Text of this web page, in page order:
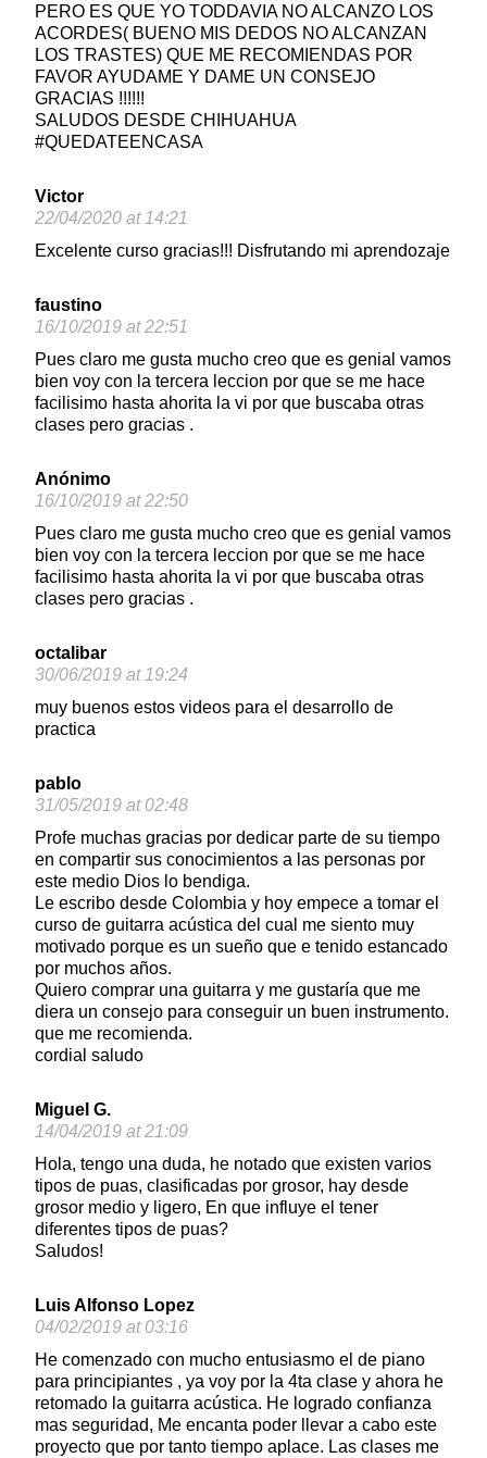
PERO ES QUE YO TODDAVIA NO ALCANZO LOS
ACORDES( BUENO MIS DEDOS NO ALCANZAN
LOS TRASTES) QUE ME RECOMIENDAS POR
FAVOR AYUDAME Y DAME UN CONSEJO
GRACIAS !!!!!!
SALUDOS DESDE CHIHUAHUA
#QUEDATEENCASA
Victor
22/04/2020 at 14:21
Excelente curso gracias!!! Disfrutando mi aprendozaje
faustino
16/10/2019 at 22:51
Pues claro me gusta mucho creo que es genial vamos
bien voy con la tercera leccion por que se me hace
facilisimo hasta ahorita la vi por que buscaba otras
clases pero gracias .
Anónimo
16/10/2019 at 22:50
Pues claro me gusta mucho creo que es genial vamos
bien voy con la tercera leccion por que se me hace
facilisimo hasta ahorita la vi por que buscaba otras
clases pero gracias .
octalibar
30/06/2019 at 19:24
muy buenos estos videos para el desarrollo de
practica
pablo
31/05/2019 at 02:48
Profe muchas gracias por dedicar parte de su tiempo
en compartir sus conocimientos a las personas por
este medio Dios lo bendiga.
Le escribo desde Colombia y hoy empece a tomar el
curso de guitarra acústica del cual me siento muy
motivado porque es un sueño que e tenido estancado
por muchos años.
Quiero comprar una guitarra y me gustaría que me
diera un consejo para conseguir un buen instrumento.
que me recomienda.
cordial saludo
Miguel G.
14/04/2019 at 21:09
Hola, tengo una duda, he notado que existen varios
tipos de puas, clasificadas por grosor, hay desde
grosor medio y ligero, En que influye el tener
diferentes tipos de puas?
Saludos!
Luis Alfonso Lopez
04/02/2019 at 03:16
He comenzado con mucho entusiasmo el de piano
para principiantes , ya voy por la 4ta clase y ahora he
retomado la guitarra acústica. He logrado confianza
mas seguridad, Me encanta poder llevar a cabo este
proyecto que por tanto tiempo aplace. Las clases me